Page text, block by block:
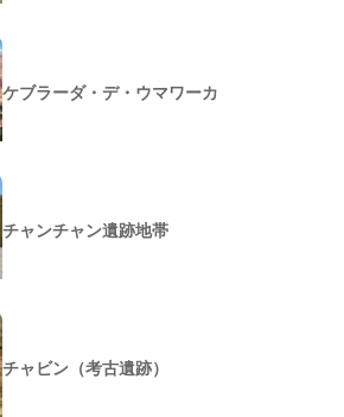
ケブラーダ・デ・ウマワーカ
チャンチャン遺跡地帯
チャビン（考古遺跡）